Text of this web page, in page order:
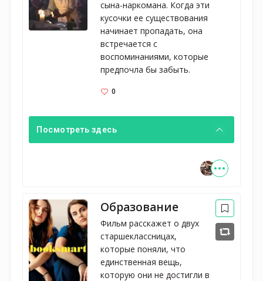
сына-наркомана. Когда эти
кусочки ее существования
начинает пропадать, она
встречается с
воспоминаниями, которые
предпочла бы забыть.
0
Посмотреть здесь
Образование
Фильм расскажет о двух
старшеклассницах,
которые поняли, что
единственная вещь,
которую они не достигли в